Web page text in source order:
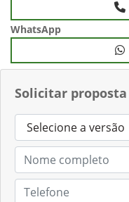
Solicitar proposta
WhatsApp